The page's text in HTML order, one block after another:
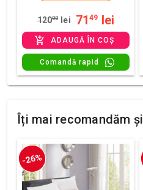
12000 lei 71 49 lei
ADAUGĂ ÎN COȘ
Comandă rapid
Îți mai recomandăm și
-26%